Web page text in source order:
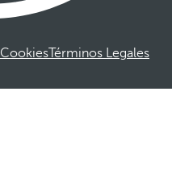
CookiesTérminos Legales